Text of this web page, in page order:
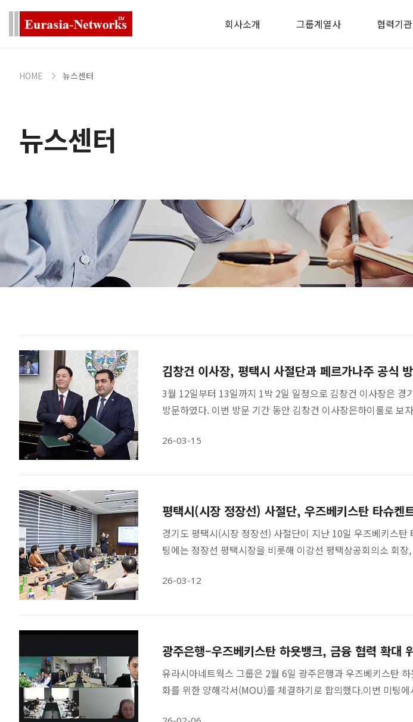
회사소개 그룹계열사 협력기관
HOME 뉴스센터
뉴스센터
김창건 이사장, 평택시 사절단과 페르가나주 공식
3월 12일부터 13일까지 1박 2일 일정으로 김창건 이사장은 경
방문하였다. 이번 방문 기간 동안 김창건 이사장은하이룰로
26-03-15
평택시(시장 정장선) 사절단, 우즈베키스탄 타슈켄
경기도 평택시(시장 정장선) 사절단이 지난 10일 우즈베키스
팅에는 정장선 평택시장을 비롯해 이강선 평택상공회의소 회
26-03-12
광주은행–우즈베키스탄 하욧뱅크, 금융 협력 확대
유라시아네트웍스 그룹은 2월 6일 광주은행과 우즈베키스탄
화를 위한 양해각서(MOU)를 체결하기로 합의했다.이번 미팅